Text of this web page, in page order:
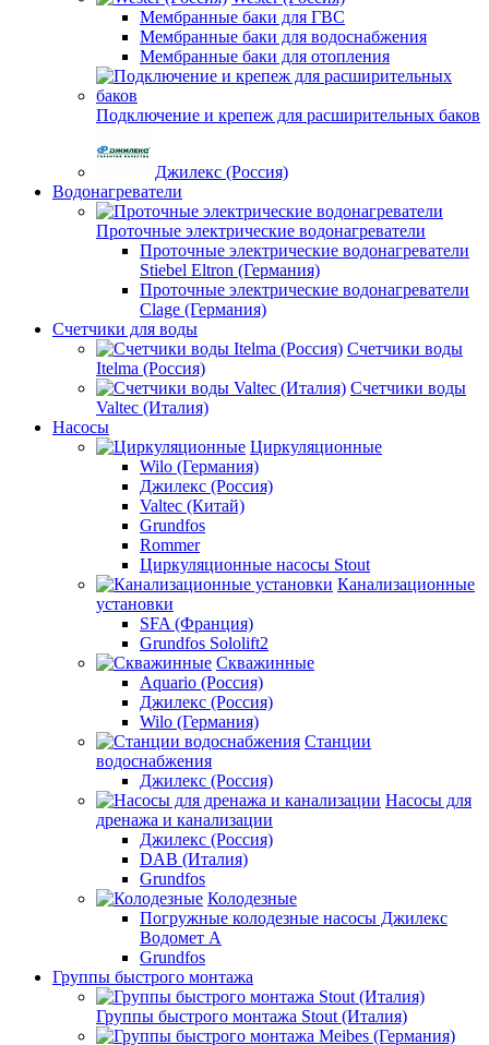
Мембранные баки для ГВС
Мембранные баки для водоснабжения
Мембранные баки для отопления
Подключение и крепеж для расширительных баков
Джилекс (Россия)
Водонагреватели
Проточные электрические водонагреватели
Проточные электрические водонагреватели
Stiebel Eltron (Германия)
Проточные электрические водонагреватели
Clage (Германия)
Счетчики для воды
Счетчики воды
Itelma (Россия)
Счетчики воды
Valtec (Италия)
Насосы
Циркуляционные
Wilo (Германия)
Джилекс (Россия)
Valtec (Китай)
Grundfos
Rommer
Циркуляционные насосы Stout
Канализационные
установки
SFA (Франция)
Grundfos Sololift2
Скважинные
Aquario (Россия)
Джилекс (Россия)
Wilo (Германия)
Станции
водоснабжения
Джилекс (Россия)
Насосы для
дренажа и канализации
Джилекс (Россия)
DAB (Италия)
Grundfos
Колодезные
Погружные колодезные насосы Джилекс
Водомет А
Grundfos
Группы быстрого монтажа
Группы быстрого монтажа Stout (Италия)